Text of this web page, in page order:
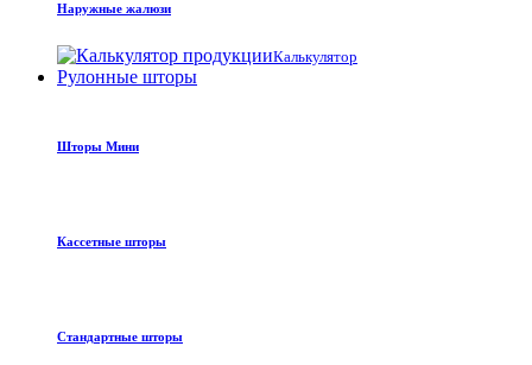
Наружные жалюзи
Калькулятор
Рулонные шторы
Шторы Мини
Кассетные шторы
Стандартные шторы